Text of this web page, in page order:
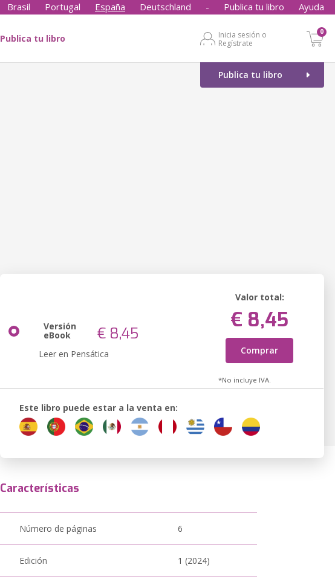
Brasil Portugal España Deutschland - Publica tu libro Ayuda
Publica tu libro
Inicia sesión o
Regístrate
0
Publica tu libro
Versión
eBook € 8,45
Leer en Pensática
Valor total:
€ 8,45
Comprar
*No incluye IVA.
Este libro puede estar a la venta en:
Características
Número de páginas 6
Edición 1 (2024)